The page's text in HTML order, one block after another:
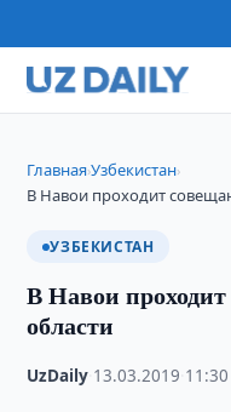
Главная›Узбекистан›
В Навои проходит
УЗБЕКИСТАН
В Навои
области
UzDaily 13.03.2019 11:30